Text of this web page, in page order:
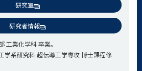
研究室
研究者情報
工業化学科 卒業。
学系研究科 超伝導工学専攻 博士課程修